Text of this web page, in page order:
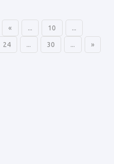
« ... 10 ...
24 ... 30 ... »